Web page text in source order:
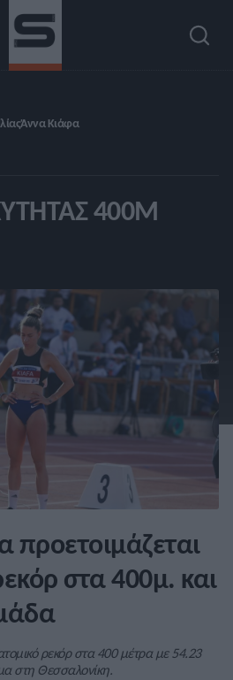
Άννα Κιάφα
400Μ
στα 400μ. και
ρεκόρ στα 400 μέτρα με 54.23
στη Θεσσαλονίκη.